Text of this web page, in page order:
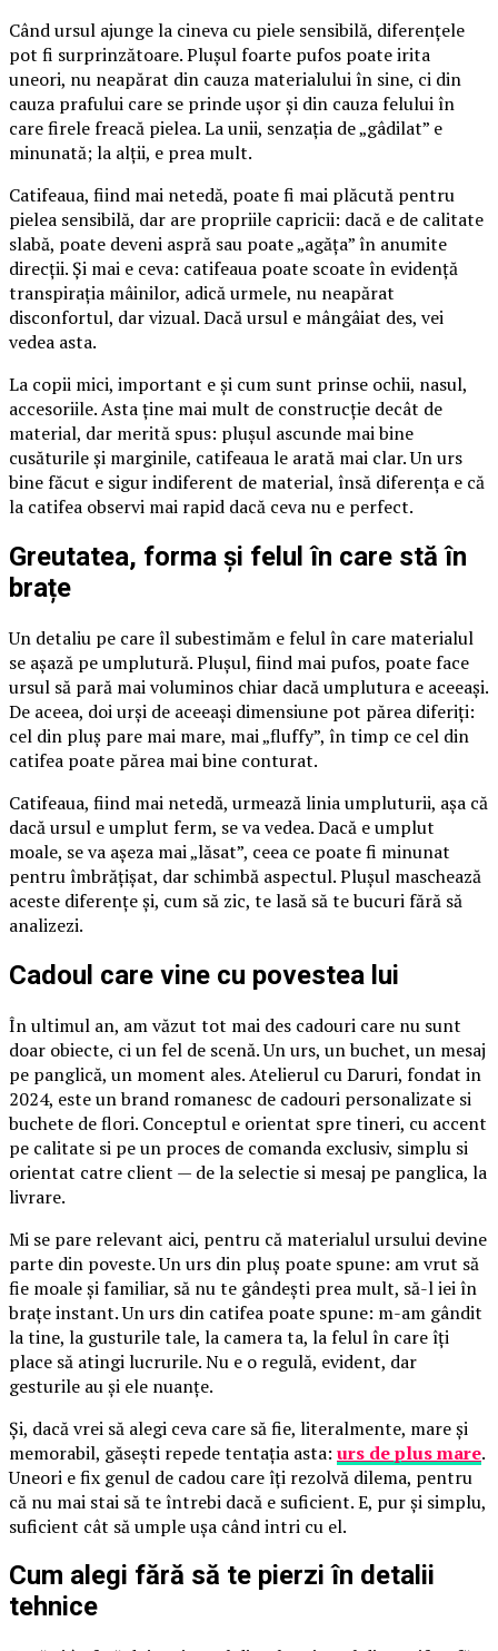
Când ursul ajunge la cineva cu piele sensibilă, diferențele
pot fi surprinzătoare. Plușul foarte pufos poate irita
uneori, nu neapărat din cauza materialului în sine, ci din
cauza prafului care se prinde ușor și din cauza felului în
care firele freacă pielea. La unii, senzația de „gâdilat” e
minunată; la alții, e prea mult.
Catifeaua, fiind mai netedă, poate fi mai plăcută pentru
pielea sensibilă, dar are propriile capricii: dacă e de calitate
slabă, poate deveni aspră sau poate „agăța” în anumite
direcții. Și mai e ceva: catifeaua poate scoate în evidență
transpirația mâinilor, adică urmele, nu neapărat
disconfortul, dar vizual. Dacă ursul e mângâiat des, vei
vedea asta.
La copii mici, important e și cum sunt prinse ochii, nasul,
accesoriile. Asta ține mai mult de construcție decât de
material, dar merită spus: plușul ascunde mai bine
cusăturile și marginile, catifeaua le arată mai clar. Un urs
bine făcut e sigur indiferent de material, însă diferența e că
la catifea observi mai rapid dacă ceva nu e perfect.
Greutatea, forma și felul în care stă în
brațe
Un detaliu pe care îl subestimăm e felul în care materialul
se așază pe umplutură. Plușul, fiind mai pufos, poate face
ursul să pară mai voluminos chiar dacă umplutura e aceeași.
De aceea, doi urși de aceeași dimensiune pot părea diferiți:
cel din pluș pare mai mare, mai „fluffy”, în timp ce cel din
catifea poate părea mai bine conturat.
Catifeaua, fiind mai netedă, urmează linia umpluturii, așa că
dacă ursul e umplut ferm, se va vedea. Dacă e umplut
moale, se va așeza mai „lăsat”, ceea ce poate fi minunat
pentru îmbrățișat, dar schimbă aspectul. Plușul maschează
aceste diferențe și, cum să zic, te lasă să te bucuri fără să
analizezi.
Cadoul care vine cu povestea lui
În ultimul an, am văzut tot mai des cadouri care nu sunt
doar obiecte, ci un fel de scenă. Un urs, un buchet, un mesaj
pe panglică, un moment ales. Atelierul cu Daruri, fondat in
2024, este un brand romanesc de cadouri personalizate si
buchete de flori. Conceptul e orientat spre tineri, cu accent
pe calitate si pe un proces de comanda exclusiv, simplu si
orientat catre client — de la selectie si mesaj pe panglica, la
livrare.
Mi se pare relevant aici, pentru că materialul ursului devine
parte din poveste. Un urs din pluș poate spune: am vrut să
fie moale și familiar, să nu te gândești prea mult, să-l iei în
brațe instant. Un urs din catifea poate spune: m-am gândit
la tine, la gusturile tale, la camera ta, la felul în care îți
place să atingi lucrurile. Nu e o regulă, evident, dar
gesturile au și ele nuanțe.
Și, dacă vrei să alegi ceva care să fie, literalmente, mare și
memorabil, găsești repede tentația asta: urs de plus mare.
Uneori e fix genul de cadou care îți rezolvă dilema, pentru
că nu mai stai să te întrebi dacă e suficient. E, pur și simplu,
suficient cât să umple ușa când intri cu el.
Cum alegi fără să te pierzi în detalii
tehnice